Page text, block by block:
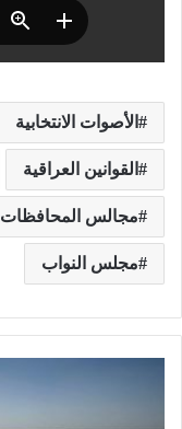
الأصوات الانتخابية
القوانين العراقية
مجالس المحافظات
مجلس النواب